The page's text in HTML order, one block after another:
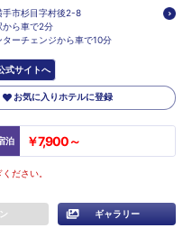
手市杉目字村後2-8
から車で2分
ターチェンジから車で10分
式サイトへ
お気に入りホテルに登録
泊 ￥7,900～
ださい。
ギャラリー